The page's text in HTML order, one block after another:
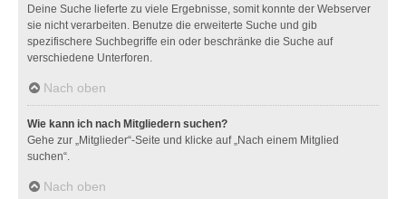
Deine Suche lieferte zu viele Ergebnisse, somit konnte der Webserver
sie nicht verarbeiten. Benutze die erweiterte Suche und gib
spezifischere Suchbegriffe ein oder beschränke die Suche auf
verschiedene Unterforen.
Nach oben
Wie kann ich nach Mitgliedern suchen?
Gehe zur „Mitglieder“-Seite und klicke auf „Nach einem Mitglied
suchen“.
Nach oben